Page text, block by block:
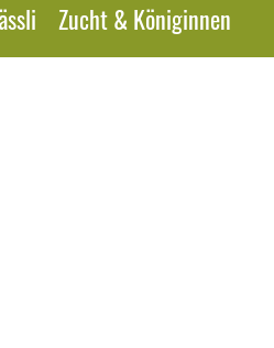
Zucht & Königinnen